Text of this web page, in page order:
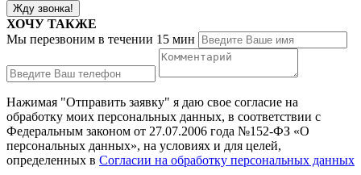
ХОЧУ ТАКЖЕ
Мы перезвоним в течении 15 мин
Нажимая "Отправить заявку" я даю свое согласие на
обработку моих персональных данных, в соответствии с
Федеральным законом от 27.07.2006 года №152-ФЗ «О
персональных данных», на условиях и для целей,
определенных в Согласии на обработку персональных данных